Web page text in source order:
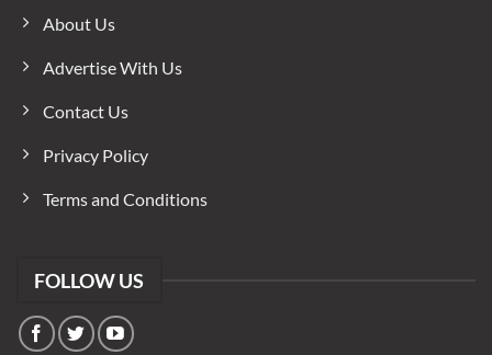
About Us
Advertise With Us
Contact Us
Privacy Policy
Terms and Conditions
FOLLOW US